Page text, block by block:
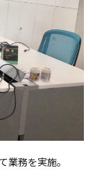
務を実施。